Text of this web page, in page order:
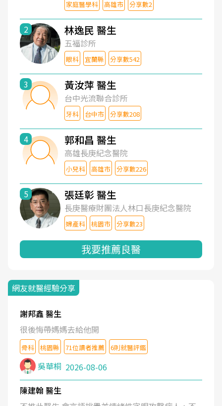
家庭醫學科 高雄市 分享數2
2 林逸民 醫生
五福診所
眼科 宜蘭縣 分享數542
3 黃汝萍 醫生
台中光流聯合診所
牙科 台中市 分享數208
4 郭和昌 醫生
高雄長庚紀念醫院
小兒科 高雄市 分享數226
5 張廷彰 醫生
長庚醫療財團法人林口長庚紀念醫院
婦產科 桃園市 分享數23
我要推薦良醫
網友就醫經驗分享
謝邦鑫 醫生
很後悔帶媽媽去給他開
骨科 桃園縣 71位讀者推薦 6則就醫評鑑
吳華桐 2026-08-06
陳建翰 醫生